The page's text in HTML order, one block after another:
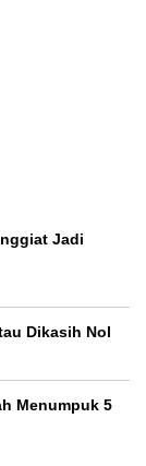
Jadi
Dikasih Nol
Menumpuk 5